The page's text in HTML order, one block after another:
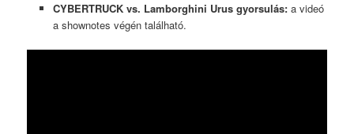
CYBERTRUCK vs. Lamborghini Urus gyorsulás:a videó
a shownotes végén található.